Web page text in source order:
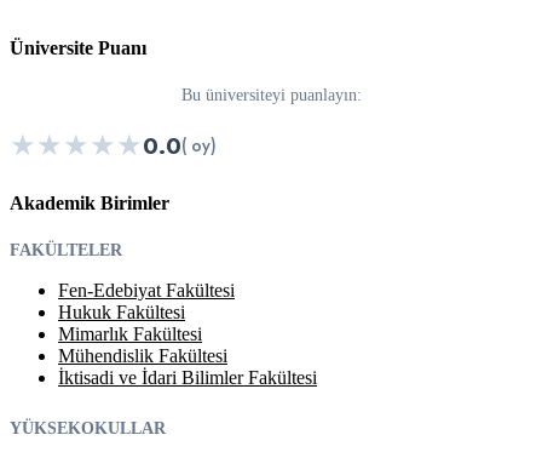
Üniversite Puanı
Bu üniversiteyi puanlayın:
★★★★★0.0( oy)
Akademik Birimler
FAKÜLTELER
Fen-Edebiyat Fakültesi
Hukuk Fakültesi
Mimarlık Fakültesi
Mühendislik Fakültesi
İktisadi ve İdari Bilimler Fakültesi
YÜKSEKOKULLAR